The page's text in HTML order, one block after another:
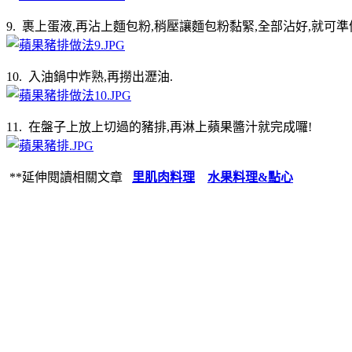
9. 裹上蛋液,再沾上麵包粉,稍壓讓麵包粉黏緊,全部沾好,就可準
10. 入油鍋中炸熟,再撈出瀝油.
11. 在盤子上放上切過的豬排,再淋上蘋果醬汁就完成囉!
**延伸閱讀相關文章 里肌肉料理 水果料理&點心